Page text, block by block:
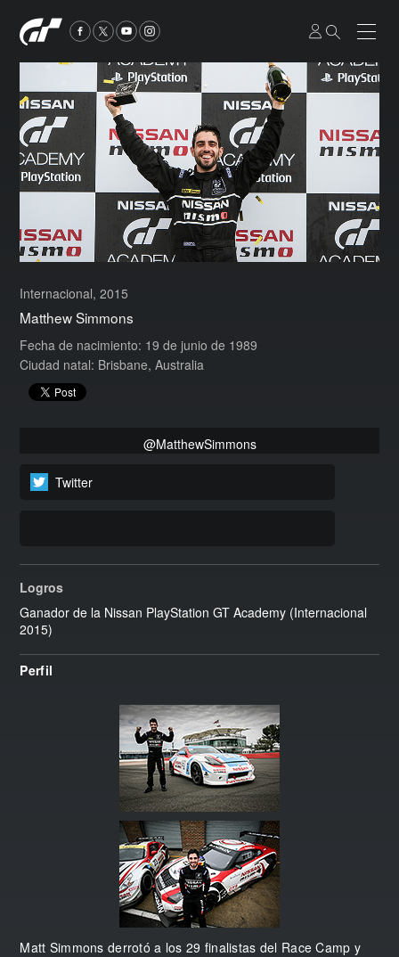
Internacional, 2015
Matthew Simmons
Fecha de nacimiento: 19 de junio de 1989
Ciudad natal: Brisbane, Australia
@MatthewSimmons
Twitter
Logros
Ganador de la Nissan PlayStation GT Academy (Internacional
2015)
Perfil
Matt Simmons derrotó a los 29 finalistas del Race Camp y